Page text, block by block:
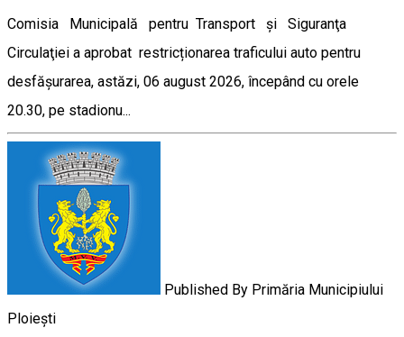
Comisia Municipală pentru Transport şi Siguranţa
Circulaţiei a aprobat restricționarea traficului auto pentru
desfășurarea, astăzi, 06 august 2026, începând cu orele
20.30, pe stadionu...
Published By Primăria Municipiului
Ploiești